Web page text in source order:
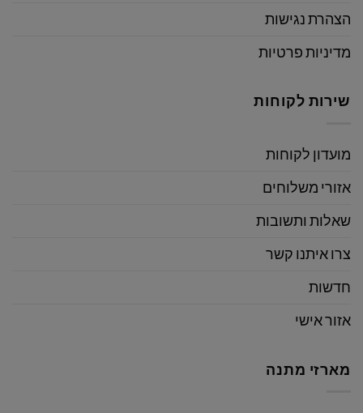
הצהרת נגישות
מדיניות פרטיות
שירות לקוחות
מועדון לקוחות
אזורי משלוחים
שאלות ותשובות
צרו איתנו קשר
חדשות
אזור אישי
מארזי מתנה